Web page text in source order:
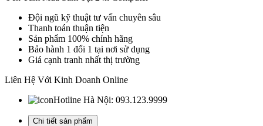
Đội ngũ kỹ thuật tư vấn chuyên sâu
Thanh toán thuận tiện
Sản phẩm 100% chính hãng
Bảo hành 1 đổi 1 tại nơi sử dụng
Giá cạnh tranh nhất thị trường
Liên Hệ Với Kinh Doanh Online
Hotline Hà Nội: 093.123.9999
Chi tiết sản phẩm